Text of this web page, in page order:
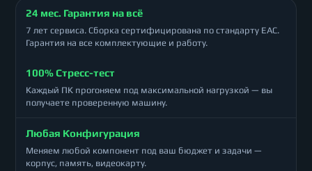
24 мес. Гарантия на всё
7 лет сервиса. Сборка сертифицирована по стандарту ЕАС.
Гарантия на все комплектующие и работу.
100% Стресс-тест
Каждый ПК прогоняем под максимальной нагрузкой — вы
получаете проверенную машину.
Любая Конфигурация
Меняем любой компонент под ваш бюджет и задачи —
корпус, память, видеокарту.